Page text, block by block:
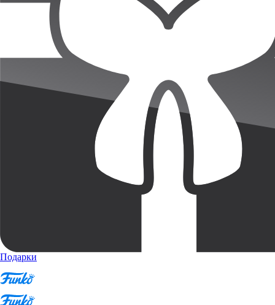
Подарки